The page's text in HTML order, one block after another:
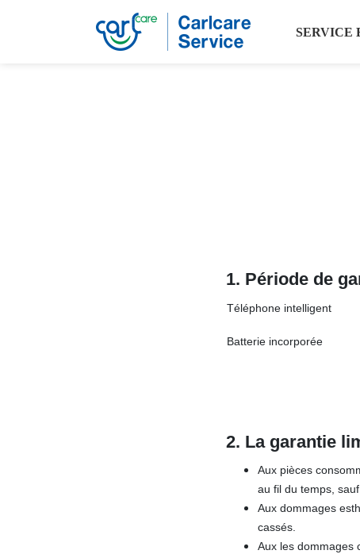
SERVICE
1. Période de
Téléphone intelligent
Batterie incorporée
2. La garantie
Aux pièces
au fil du temps,
Aux dommages
cassés.
Aux les dommages